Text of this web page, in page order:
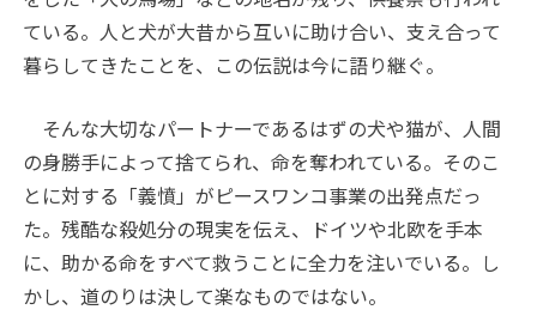
ている。人と犬が大昔から互いに助け合い、支え合って
暮らしてきたことを、この伝説は今に語り継ぐ。
そんな大切なパートナーであるはずの犬や猫が、人間
の身勝手によって捨てられ、命を奪われている。そのこ
とに対する「義憤」がピースワンコ事業の出発点だっ
た。残酷な殺処分の現実を伝え、ドイツや北欧を手本
に、助かる命をすべて救うことに全力を注いでいる。し
かし、道のりは決して楽なものではない。